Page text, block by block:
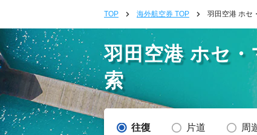
TOP 海外航空券 TOP 羽田空港 ホセ
羽田空港 ホセ
索
往復 片道 周